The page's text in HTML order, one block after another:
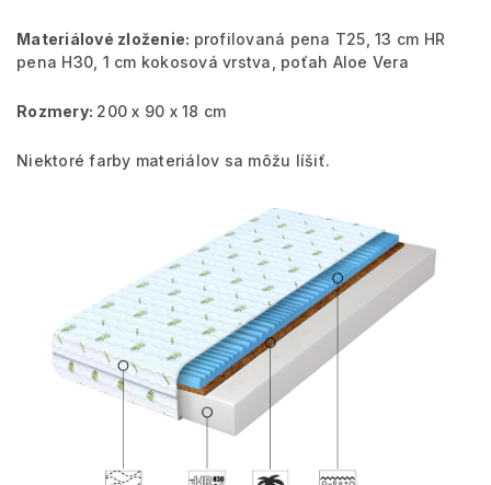
Materiálové zloženie: profilovaná pena T25, 13 cm HR
pena H30, 1 cm kokosová vrstva, poťah Aloe Vera
Rozmery: 200 x 90 x 18 cm
Niektoré farby materiálov sa môžu líšiť.